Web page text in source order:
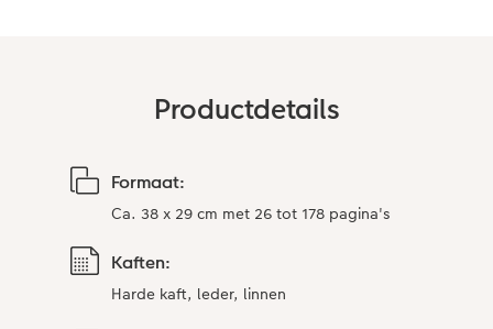
Productdetails
Formaat:
Ca. 38 x 29 cm met 26 tot 178 pagina's
Kaften:
Harde kaft, leder, linnen